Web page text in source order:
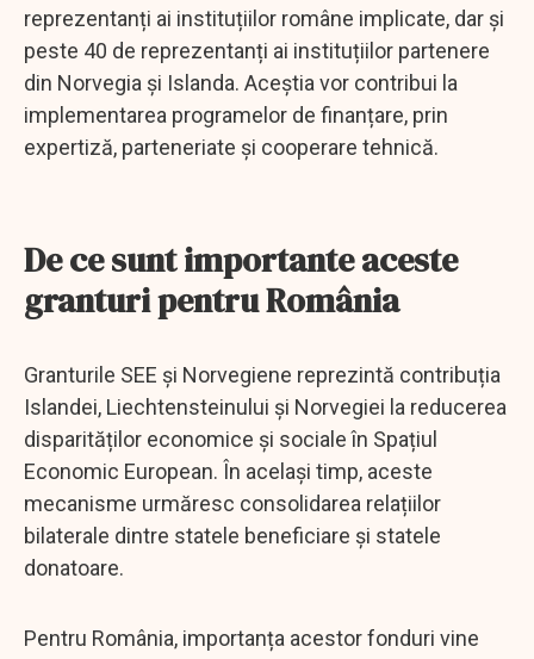
reprezentanți ai instituțiilor române implicate, dar și
peste 40 de reprezentanți ai instituțiilor partenere
din Norvegia și Islanda. Aceștia vor contribui la
implementarea programelor de finanțare, prin
expertiză, parteneriate și cooperare tehnică.
De ce sunt importante aceste
granturi pentru România
Granturile SEE și Norvegiene reprezintă contribuția
Islandei, Liechtensteinului și Norvegiei la reducerea
disparităților economice și sociale în Spațiul
Economic European. În același timp, aceste
mecanisme urmăresc consolidarea relațiilor
bilaterale dintre statele beneficiare și statele
donatoare.
Pentru România, importanța acestor fonduri vine